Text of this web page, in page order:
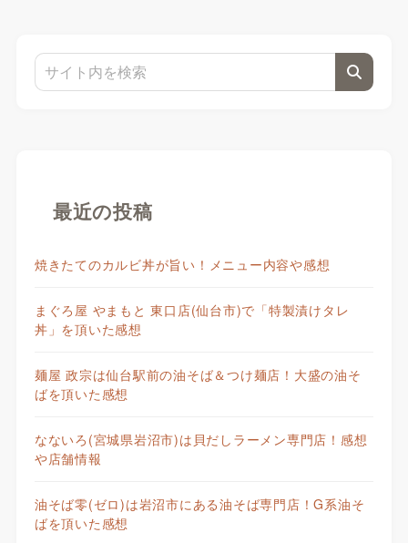
最近の投稿
焼きたてのカルビ丼が旨い！メニュー内容や感想
まぐろ屋 やまもと 東口店(仙台市)で「特製漬けタレ
丼」を頂いた感想
麺屋 政宗は仙台駅前の油そば＆つけ麺店！大盛の油そ
ばを頂いた感想
なないろ(宮城県岩沼市)は貝だしラーメン専門店！感想
や店舗情報
油そば零(ゼロ)は岩沼市にある油そば専門店！G系油そ
ばを頂いた感想